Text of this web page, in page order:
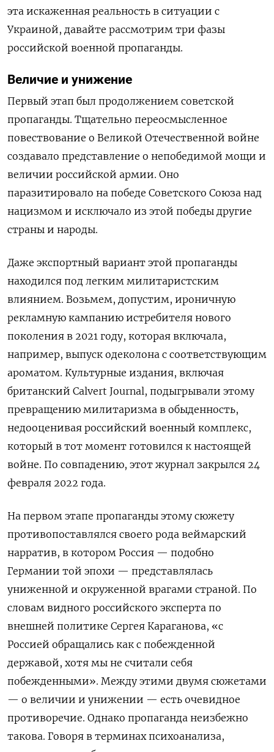
эта искаженная реальность в ситуации с
Украиной, давайте рассмотрим три фазы
российской военной пропаганды.
Величие и унижение
Первый этап был продолжением советской
пропаганды. Тщательно переосмысленное
повествование о Великой Отечественной войне
создавало представление о непобедимой мощи и
величии российской армии. Оно
паразитировало на победе Советского Союза над
нацизмом и исключало из этой победы другие
страны и народы.
Даже экспортный вариант этой пропаганды
находился под легким милитаристским
влиянием. Возьмем, допустим, ироничную
рекламную кампанию истребителя нового
поколения в 2021 году, которая включала,
например, выпуск одеколона с соответствующим
ароматом. Культурные издания, включая
британский Calvert Journal, подыгрывали этому
превращению милитаризма в обыденность,
недооценивая российский военный комплекс,
который в тот момент готовился к настоящей
войне. По совпадению, этот журнал закрылся 24
февраля 2022 года.
На первом этапе пропаганды этому сюжету
противопоставлялся своего рода веймарский
нарратив, в котором Россия — подобно
Германии той эпохи — представлялась
униженной и окруженной врагами страной. По
словам видного российского эксперта по
внешней политике Сергея Караганова, «с
Россией обращались как с побежденной
державой, хотя мы не считали себя
побежденными». Между этими двумя сюжетами
— о величии и унижении — есть очевидное
противоречие. Однако пропаганда неизбежно
такова. Говоря в терминах психоанализа,